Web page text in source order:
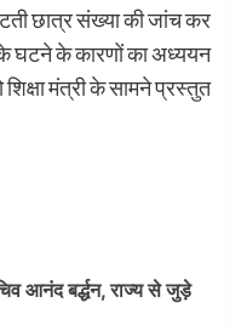
छात्र संख्या की जांच कर
के घटने के कारणों का अध्ययन
मंत्री के सामने प्रस्तुत
आनंद बर्द्धन, राज्य से जुड़े